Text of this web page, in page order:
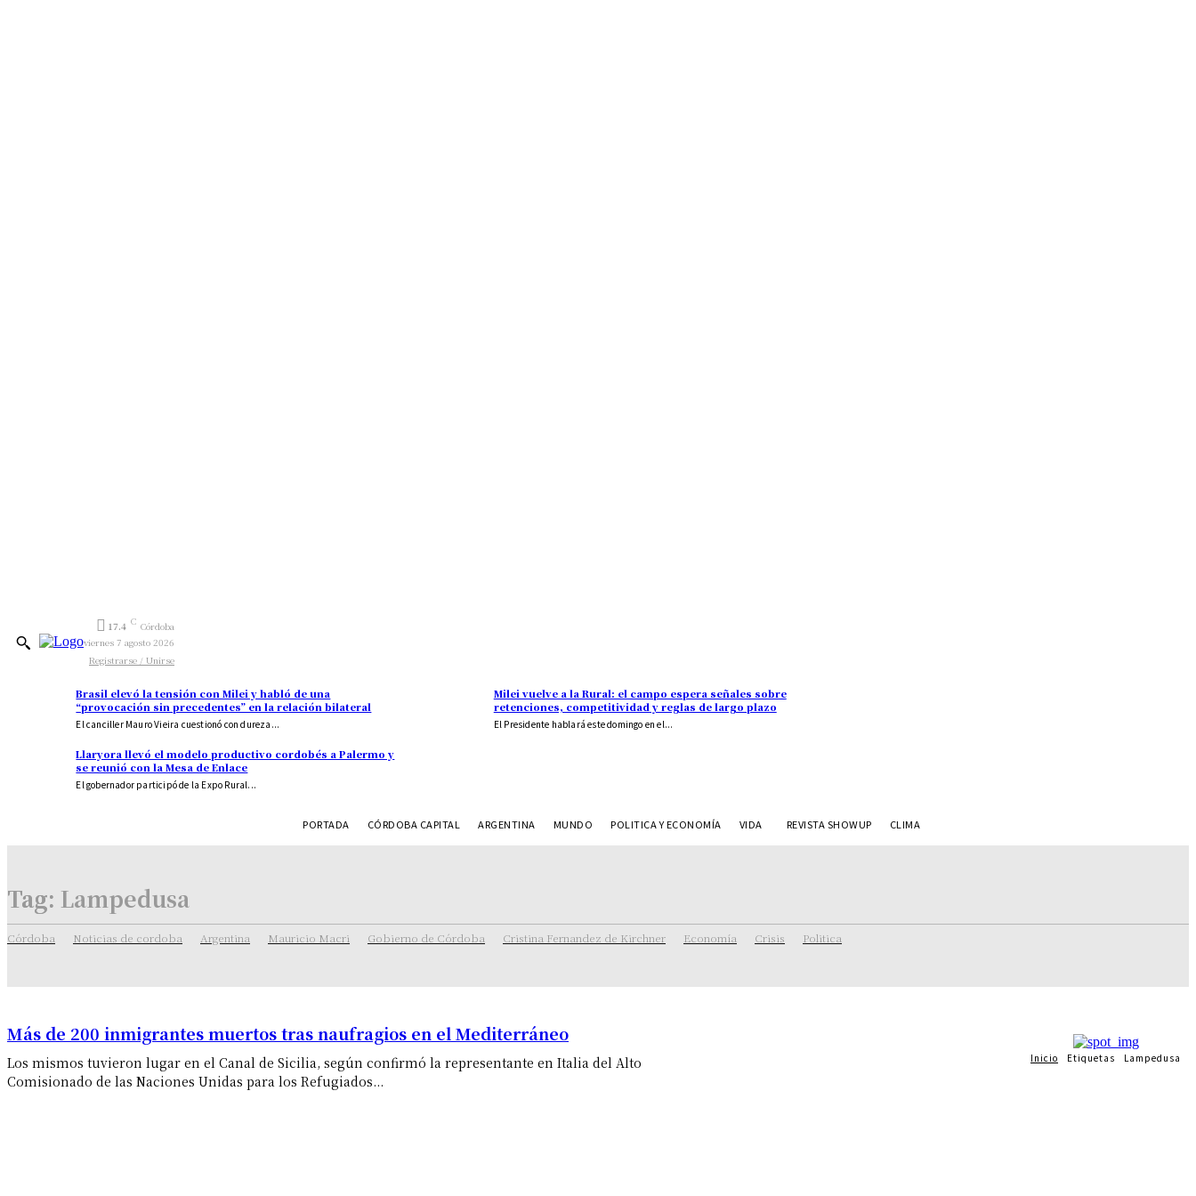
17.4 C Córdoba
viernes 7 agosto 2026
Registrarse / Unirse
Brasil elevó la tensión con Milei y habló de una
“provocación sin precedentes” en la relación bilateral
El canciller Mauro Vieira cuestionó con dureza...
Milei vuelve a la Rural: el campo espera señales sobre
retenciones, competitividad y reglas de largo plazo
El Presidente hablará este domingo en el...
Llaryora llevó el modelo productivo cordobés a Palermo y
se reunió con la Mesa de Enlace
El gobernador participó de la Expo Rural...
PORTADA CÓRDOBA CAPITAL ARGENTINA MUNDO POLITICA Y ECONOMÍA VIDA REVISTA SHOWUP CLIMA
Tag: Lampedusa
Córdoba Noticias de cordoba Argentina Mauricio Macri Gobierno de Córdoba Cristina Fernandez de Kirchner Economía Crisis Politica
Más de 200 inmigrantes muertos tras naufragios en el Mediterráneo
Los mismos tuvieron lugar en el Canal de Sicilia, según confirmó la representante en Italia del Alto
Comisionado de las Naciones Unidas para los Refugiados...
Inicio Etiquetas Lampedusa